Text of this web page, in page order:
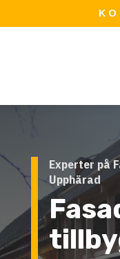
Experter på
Upphärad